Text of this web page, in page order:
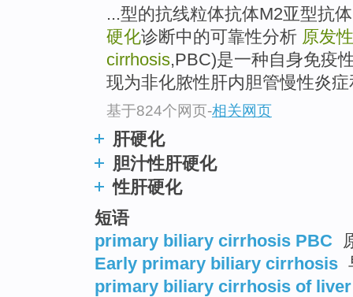
...型的抗线粒体抗体M2亚型抗
硬化诊断中的可靠性分析 原发
cirrhosis,PBC)是一种自身免疫
现为非化脓性肝内胆管慢性炎
基于824个网页-相关网页
肝硬化
胆汁性肝硬化
性肝硬化
短语
primary biliary cirrhosis PBC
Early primary biliary cirrhosis
primary biliary cirrhosis of liver